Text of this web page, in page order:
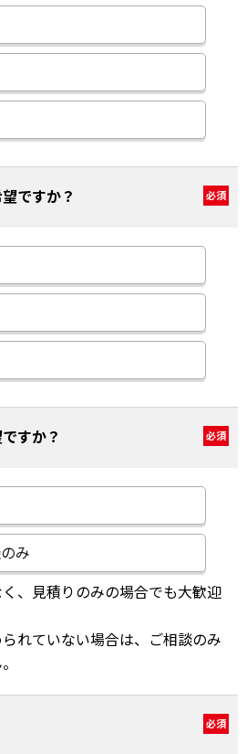
ですか？ 必須
すか？ 必須
み
、見積りのみの場合でも大歓迎
れていない場合は、ご相談のみ
必須